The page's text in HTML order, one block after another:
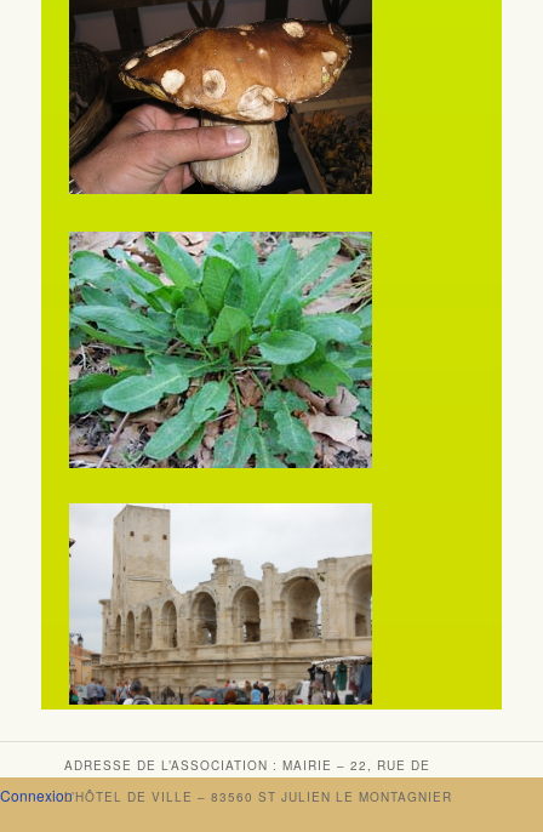
ADRESSE DE L’ASSOCIATION : MAIRIE – 22, RUE DE
L’HÔTEL DE VILLE – 83560 ST JULIEN LE MONTAGNIER
Connexion